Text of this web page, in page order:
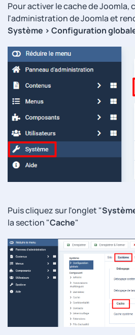
Pour activer le cache de Joomla,
l'administration de Joomla et
Système > Configuration
Puis cliquez sur l'onglet "
la section "Cache"